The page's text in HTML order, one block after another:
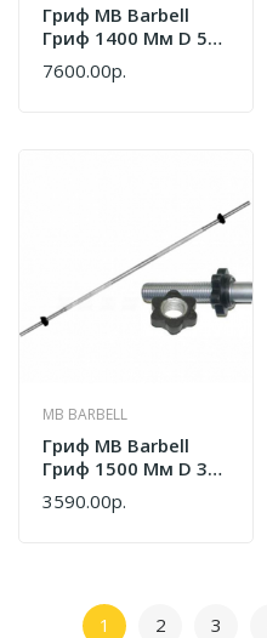
Гриф MB Barbell
Гриф 1400 Мм D 50
Мм Замок
Стопорный
7600.00р.
MB BARBELL
Гриф MB Barbell
Гриф 1500 Мм D 30
Мм Замок Гайка
Кетлера
3590.00р.
1 2 3